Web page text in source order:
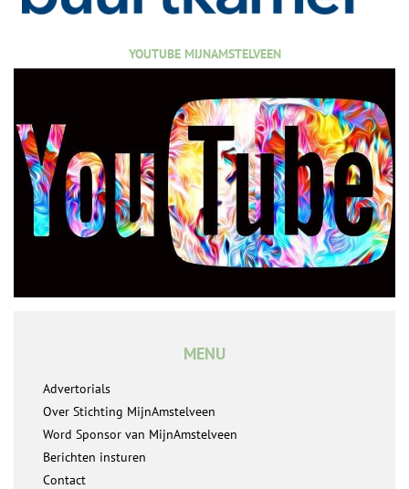
YOUTUBE MIJNAMSTELVEEN
MENU
Advertorials
Over Stichting MijnAmstelveen
Word Sponsor van MijnAmstelveen
Berichten insturen
Contact